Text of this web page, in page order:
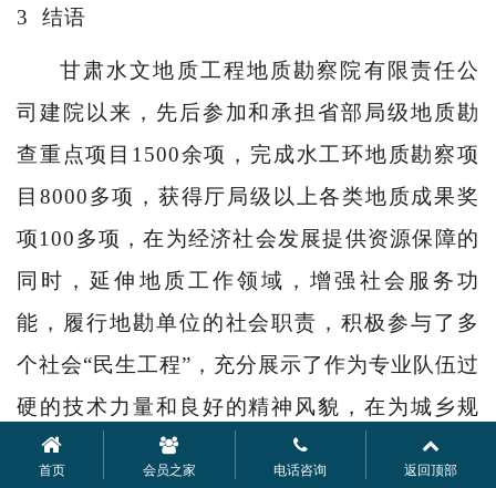
3 结语
甘肃水文地质工程地质勘察院有限责任公
司建院以来，先后参加和承担省部局级地质勘
查重点项目 1500余项，完成水工环地质勘察项
目8000多项，获得厅局级以上各类地质成果奖
项100多项，在为经济社会发展提供资源保障的
同时，延伸地质工作领域，增强社会服务功
能，履行地勘单位的社会职责，积极参与了多
个社会“民生工程”，充分展示了作为专业队伍过
硬的技术力量和良好的精神风貌，在为城乡规
划、产业发展、工程建设、防灾减灾、环境保
首页 会员之家 电话咨询 返回顶部